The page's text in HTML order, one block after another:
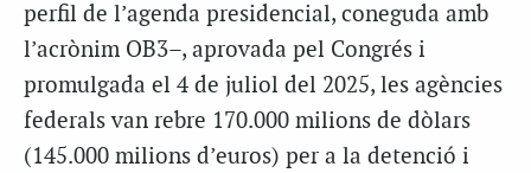
perfil de l’agenda presidencial, coneguda amb
l’acrònim OB3–, aprovada pel Congrés i
promulgada el 4 de juliol del 2025, les agències
federals van rebre 170.000 milions de dòlars
(145.000 milions d’euros) per a la detenció i